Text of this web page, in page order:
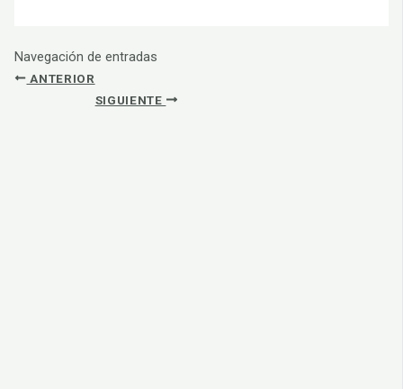
Navegación de entradas
ANTERIOR
SIGUIENTE